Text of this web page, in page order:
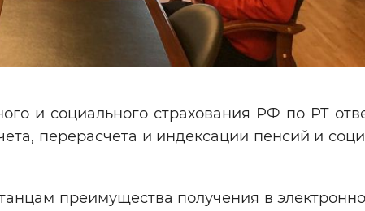
и социального страхования РФ по РТ
перерасчета и индексации пенсий и
преимущества получения в